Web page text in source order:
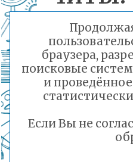
браузера,
поисковые
и
Если Вы не